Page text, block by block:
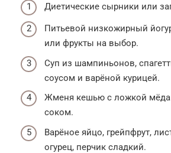
Диетические сырники или
Питьевой низкожирный
или фрукты на выбор.
Суп из шампиньонов,
соусом и варёной курицей.
Жменя кешью с ложкой
соком.
Варёное яйцо, грейпфрут,
огурец, перчик сладкий.